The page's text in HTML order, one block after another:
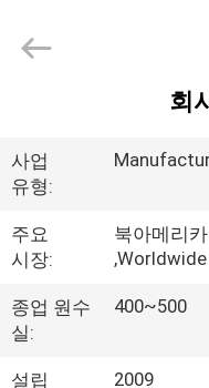
정
제
저
Beijing
Rights
Reserved.
회
사업
유형:
주요
시장:
북아메리
,Worldwide
종업 원수
실:
400~500
설립
2009